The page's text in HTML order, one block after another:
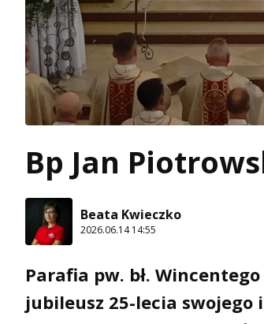
Bp Jan
Beata Kwieczko
2026.06.14 14:55
Parafia pw. bł.
jubileusz 25-lecia swojego